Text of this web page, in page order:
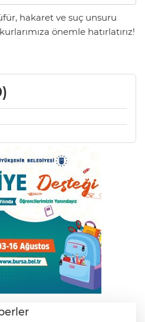
hakaret ve suç unsuru
önemle hatırlatırız!
)